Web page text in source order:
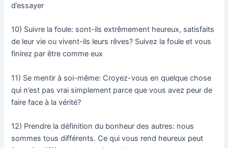
d’essayer
10) Suivre la foule: sont-ils extrêmement heureux, satisfaits
de leur vie ou vivent-ils leurs rêves? Suivez la foule et vous
finirez par être comme eux
11) Se mentir à soi-même: Croyez-vous en quelque chose
qui n’est pas vrai simplement parce que vous avez peur de
faire face à la vérité?
12) Prendre la définition du bonheur des autres: nous
sommes tous différents. Ce qui vous rend heureux peut